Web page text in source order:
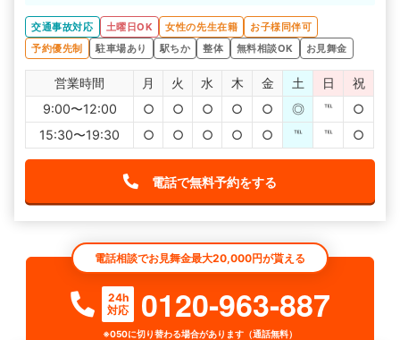
診断書の取り方やその後の通院についてなど、分かりやす
い言葉で説明していただき不安が和らぎました。
交通事故対応 土曜日OK 女性の先生在籍
お子様同伴可
予約優先制
駐車場あり 駅ちか 整体 無料相談OK お見舞金
営業時間 月 火 水 木 金 土 日
祝
9:00〜12:00
○ ○ ○ ○ ○ ◎ ℡
○
15:30〜19:30
○ ○ ○ ○ ○ ℡ ℡ ○
電話で無料予約をする
電話相談でお見舞金最大20,000円が貰える
24h
対応
0120-963-887
※050に切り替わる場合があります（通話無料）